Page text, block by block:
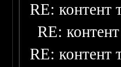
RE: контент
RE:
RE: контент